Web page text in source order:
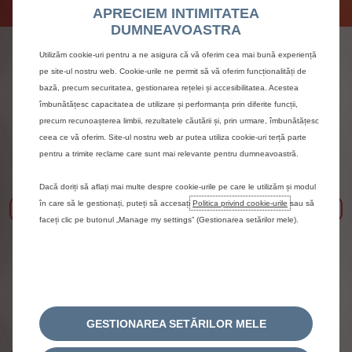
Maşini sedan Citroën
Précédent
Noul ë-C3
APRECIEM INTIMITATEA
DUMNEAVOASTRA
Utilizăm cookie-uri pentru a ne asigura că vă oferim cea mai bună experiență
pe site-ul nostru web. Cookie-urile ne permit să vă oferim funcționalități de
bază, precum securitatea, gestionarea rețelei și accesibilitatea. Acestea
îmbunătățesc capacitatea de utilizare și performanța prin diferite funcții,
precum recunoașterea limbii, rezultatele căutării și, prin urmare, îmbunătățesc
ceea ce vă oferim. Site-ul nostru web ar putea utiliza cookie-uri terță parte
pentru a trimite reclame care sunt mai relevante pentru dumneavoastră.
Dacă doriți să aflați mai multe despre cookie-urile pe care le utilizăm și modul
în care să le gestionați, puteți să accesați Politica privind cookie-urile sau să
faceți clic pe butonul „Manage my settings” (Gestionarea setărilor mele).
GESTIONAREA SETĂRILOR MELE